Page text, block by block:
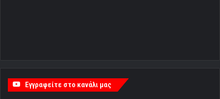
Εγγραφείτε στο κανάλι μας